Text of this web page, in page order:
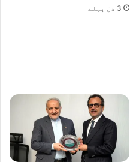
3 دن پہلے